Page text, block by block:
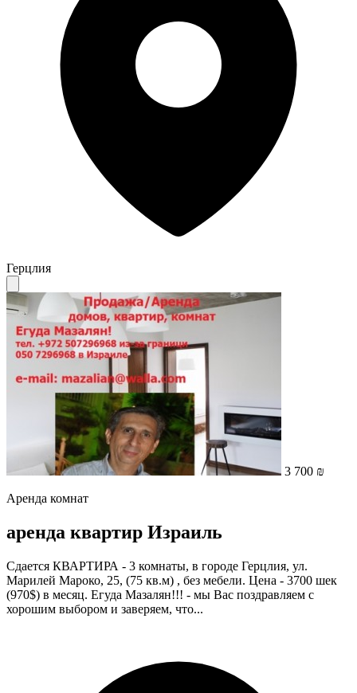
Герцлия
3 700 ₪
Аренда комнат
аренда квартир Израиль
Сдается КВАРТИРА - 3 комнаты, в городе Герцлия, ул.
Марилей Мароко, 25, (75 кв.м) , без мебели. Цена - 3700 шек
(970$) в месяц. Егуда Мазалян!!! - мы Вас поздравляем с
хорошим выбором и заверяем, что...